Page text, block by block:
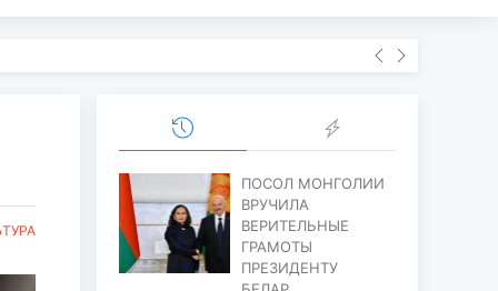
ПОСОЛ МОНГОЛИИ
ВРУЧИЛА
ВЕРИТЕЛЬНЫЕ
ГРАМОТЫ
ПРЕЗИДЕНТУ